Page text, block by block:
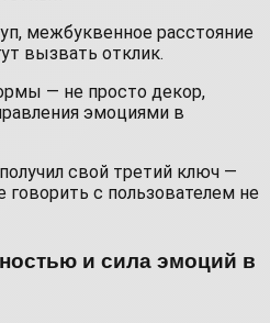
межбуквенное расстояние
вызвать отклик.
— не просто декор,
эмоциями в
свой третий ключ —
с пользователем не
и сила эмоций в